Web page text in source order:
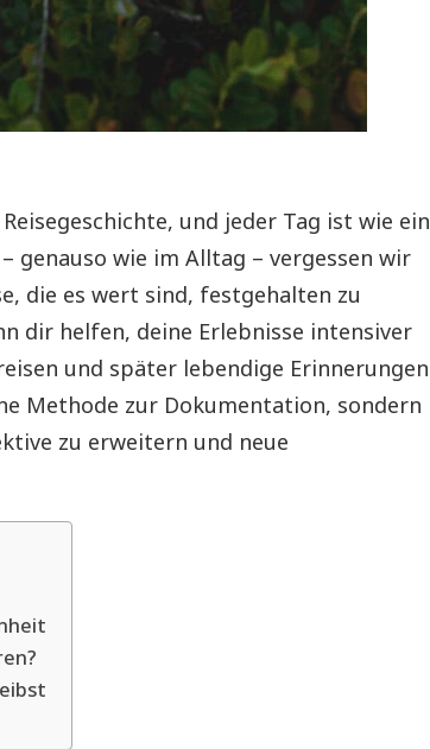
und jeder Tag ist wie ein
genauso wie im Alltag – vergessen wir
die es wert sind, festgehalten zu
dir helfen, deine Erlebnisse intensiver
und später lebendige Erinnerungen
Methode zur Dokumentation, sondern
zu erweitern und neue